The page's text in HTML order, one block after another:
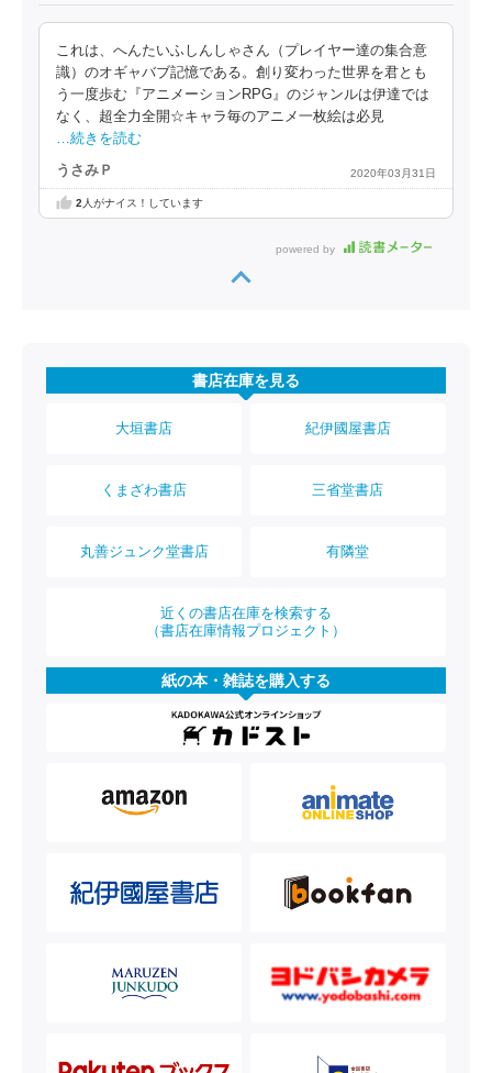
これは、へんたいふしんしゃさん（プレイヤー達の集合意
識）のオギャバブ記憶である。創り変わった世界を君とも
う一度歩む『アニメーションRPG』のジャンルは伊達では
なく、超全力全開☆キャラ毎のアニメ一枚絵は必見
…続きを読む
うさみＰ 2020年03月31日
2人がナイス！しています
powered by
書店在庫を見る
大垣書店 紀伊國屋書店
くまざわ書店 三省堂書店
丸善ジュンク堂書店 有隣堂
近くの書店在庫を検索する
（書店在庫情報プロジェクト）
紙の本・雑誌を購入する